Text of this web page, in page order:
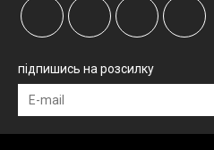
підпишись на розсилку